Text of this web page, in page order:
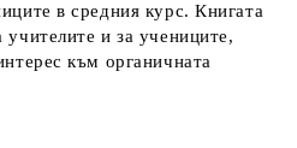
в средния курс. Книгата
и за учениците,
към органичната